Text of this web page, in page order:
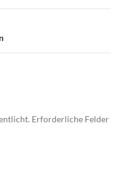
Erforderliche Felder